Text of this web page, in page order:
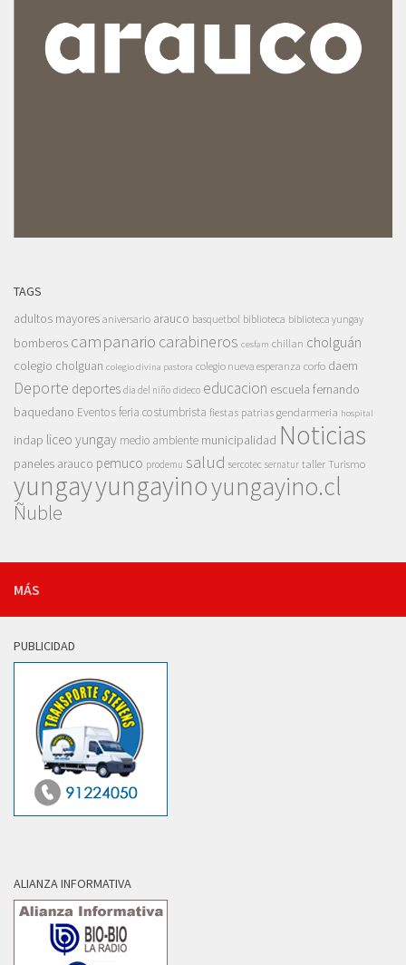
TAGS
adultos mayores aniversario arauco basquetbol biblioteca biblioteca yungay
bomberos campanario carabineros cesfam chillan cholguán
colegio cholguan colegio divina pastora colegio nueva esperanza corfo daem
Deporte deportes dia del niño dideco educacion escuela fernando
baquedano Eventosferia costumbrista fiestas patrias gendarmeria hospital
indap liceo yungay medio ambiente municipalidad Noticias
paneles arauco pemuco prodemu salud sercotec sernatur taller Turismo
yungayyungayinoyungayino.cl
Ñuble
MÁS
PUBLICIDAD
ALIANZA INFORMATIVA